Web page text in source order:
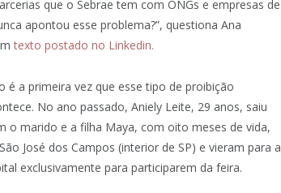
que o Sebrae tem com ONGs e empresas de
apontou esse problema?”, questiona Ana
texto postado no Linkedin.
é a primeira vez que esse tipo de proibição
No ano passado, Aniely Leite, 29 anos, saiu
o marido e a filha Maya, com oito meses de vida,
José dos Campos (interior de SP) e vieram para a
exclusivamente para participarem da feira.